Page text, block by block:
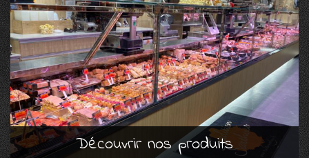
Découvrir nos produits